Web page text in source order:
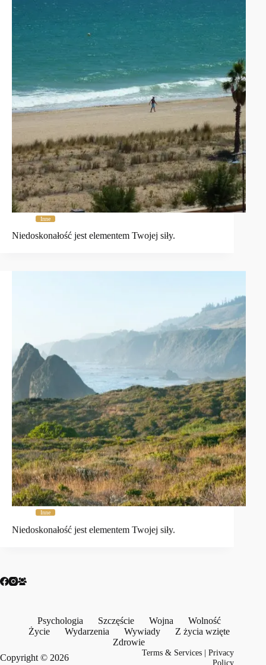
Inne
Niedoskonałość jest elementem Twojej siły.
Inne
Niedoskonałość jest elementem Twojej siły.
Psychologia Szczęście Wojna
Wolność
Życie
Wydarzenia Wywiady
Z życia wzięte
Zdrowie
Copyright © 2026
Terms & Services |Privacy
Policy